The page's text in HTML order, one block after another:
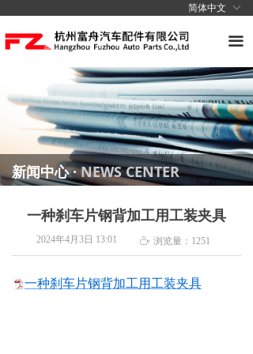
끀
网站首页
关于我们
产品中心
新闻中心
ꀅ
简体中文
一种刹车片钢背加工用工装夹具
一种刹车片钢背加工用工装夹具
2024年4月3日 13:01 ꄘ 浏览量： 1251
新闻中心· NEWS CENTER